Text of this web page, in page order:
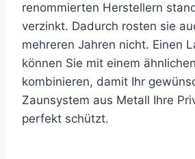
renommierten Herstellern
verzinkt. Dadurch rosten sie
mehreren Jahren nicht. Einen
können Sie mit einem
kombinieren, damit Ihr
Zaunsystem aus Metall Ihre
perfekt schützt.